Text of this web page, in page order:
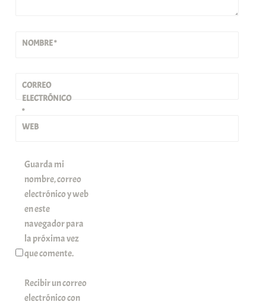
NOMBRE*
CORREO
ELECTRÓNICO
*
WEB
Guarda mi
nombre, correo
electrónico y web
en este
navegador para
la próxima vez
que comente.
Recibir un correo
electrónico con